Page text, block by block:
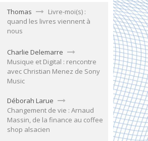
Thomas
Livre-moi(s) :
quand les livres viennent à
nous
Charlie Delemarre
Musique et Digital : rencontre
avec Christian Menez de Sony
Music
Déborah Larue
Changement de vie : Arnaud
Massin, de la finance au coffee
shop alsacien